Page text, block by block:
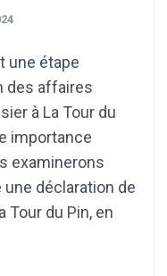
une étape
des affaires
à La Tour du
importance
examinerons
déclaration de
Tour du Pin, en